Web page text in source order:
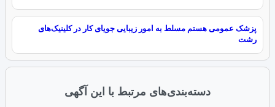
پزشک عمومی هستم مسلط به امور زیبایی جویای کار در کلینیک‌های
رشت
دسته‌بندی‌های مرتبط با این آگهی